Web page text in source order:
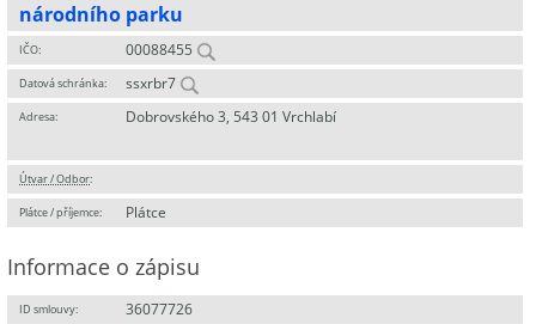
národního parku
IČO: 00088455
Datová schránka: ssxrbr7
Adresa: Dobrovského 3, 543 01 Vrchlabí
Útvar / Odbor:
Plátce / příjemce: Plátce
Informace o zápisu
ID smlouvy: 36077726